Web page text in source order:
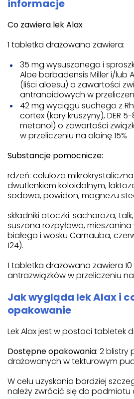
informacje
Co zawiera lek Alax
1 tabletka drażowana zawiera:
35 mg wysuszonego i
Aloe barbadensis Miller i/lub
(liści aloesu) o zawartości
antranoidowych w
42 mg wyciągu suchego z
cortex (kory kruszyny), DER 5-
metanol) o zawartości
w przeliczeniu na aloinę 15%
Substancje pomocnicze:
rdzeń: celuloza
dwutlenkiem koloidalnym,
sodowa, powidon, magnezu
składniki otoczki: sacharoza,
suszona rozpyłowo,
białego i wosku Carnauba,
124).
1 tabletka drażowana zawiera 10
antrazwiązków w przeliczeniu
Jak wygląda lek Alax i
opakowanie
Lek Alax jest w postaci tabletek
Dostępne opakowania: 2 blistry
drażowanych w tekturowym
W celu uzyskania bardziej
należy zwrócić się do